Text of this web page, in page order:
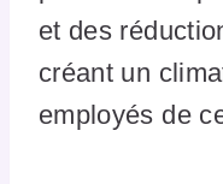
et des
créant un
employés de